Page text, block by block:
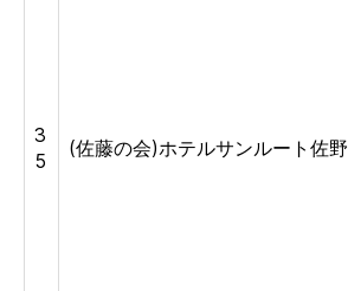
3
5
(佐藤の会)ホテルサンルート佐野